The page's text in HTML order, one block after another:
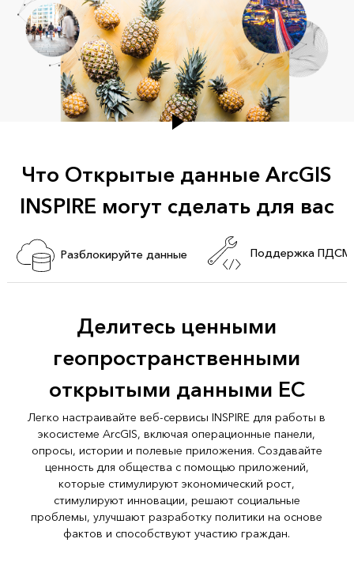
Что Открытые данные ArcGIS
INSPIRE могут сделать для вас
Разблокируйте данные Поддержка ПДСМ
Делитесь ценными
геопространственными
открытыми данными ЕС
Легко настраивайте веб-сервисы INSPIRE для работы в
экосистеме ArcGIS, включая операционные панели,
опросы, истории и полевые приложения. Создавайте
ценность для общества с помощью приложений,
которые стимулируют экономический рост,
стимулируют инновации, решают социальные
проблемы, улучшают разработку политики на основе
фактов и способствуют участию граждан.